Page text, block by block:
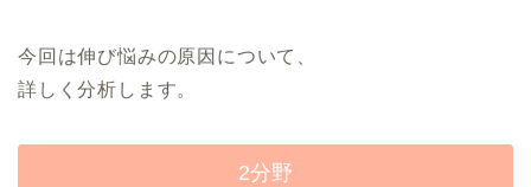
今回は伸び悩みの原因について、
詳しく分析します。
2分野